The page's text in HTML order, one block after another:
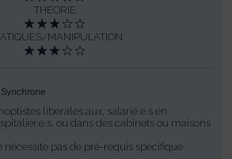
THÉORIE
MANIPULATION
libérales.aux, salarié.e.s en
ou dans des cabinets ou maisons
nécessite pas de pré-requis spécifique.